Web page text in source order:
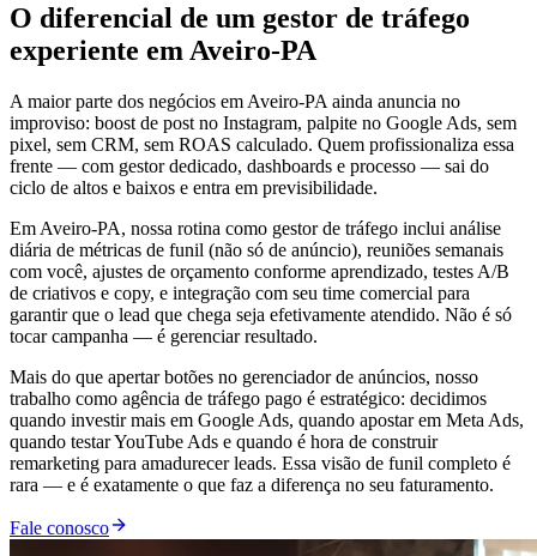
O diferencial de um gestor de tráfego
experiente em Aveiro-PA
A maior parte dos negócios em Aveiro-PA ainda anuncia no
improviso: boost de post no Instagram, palpite no Google Ads, sem
pixel, sem CRM, sem ROAS calculado. Quem profissionaliza essa
frente — com gestor dedicado, dashboards e processo — sai do
ciclo de altos e baixos e entra em previsibilidade.
Em Aveiro-PA, nossa rotina como gestor de tráfego inclui análise
diária de métricas de funil (não só de anúncio), reuniões semanais
com você, ajustes de orçamento conforme aprendizado, testes A/B
de criativos e copy, e integração com seu time comercial para
garantir que o lead que chega seja efetivamente atendido. Não é só
tocar campanha — é gerenciar resultado.
Mais do que apertar botões no gerenciador de anúncios, nosso
trabalho como agência de tráfego pago é estratégico: decidimos
quando investir mais em Google Ads, quando apostar em Meta Ads,
quando testar YouTube Ads e quando é hora de construir
remarketing para amadurecer leads. Essa visão de funil completo é
rara — e é exatamente o que faz a diferença no seu faturamento.
Fale conosco